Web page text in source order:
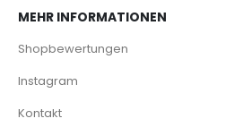
MEHR INFORMATIONEN
Shopbewertungen
Instagram
Kontakt